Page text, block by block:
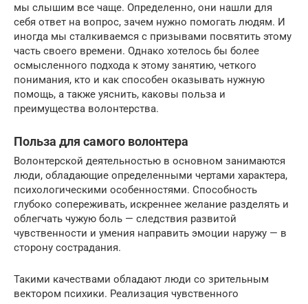
мы слышим все чаще. Определенно, они нашли для
себя ответ на вопрос, зачем нужно помогать людям. И
иногда мы сталкиваемся с призывами посвятить этому
часть своего времени. Однако хотелось бы более
осмысленного подхода к этому занятию, четкого
понимания, кто и как способен оказывать нужную
помощь, а также уяснить, каковы польза и
преимущества волонтерства.
Польза для самого волонтера
Волонтерской деятельностью в основном занимаются
люди, обладающие определенными чертами характера,
психологическими особенностями. Способность
глубоко сопереживать, искреннее желание разделять и
облегчать чужую боль — следствия развитой
чувственности и умения направить эмоции наружу — в
сторону сострадания.
Такими качествами обладают люди со зрительным
вектором психики. Реализация чувственного